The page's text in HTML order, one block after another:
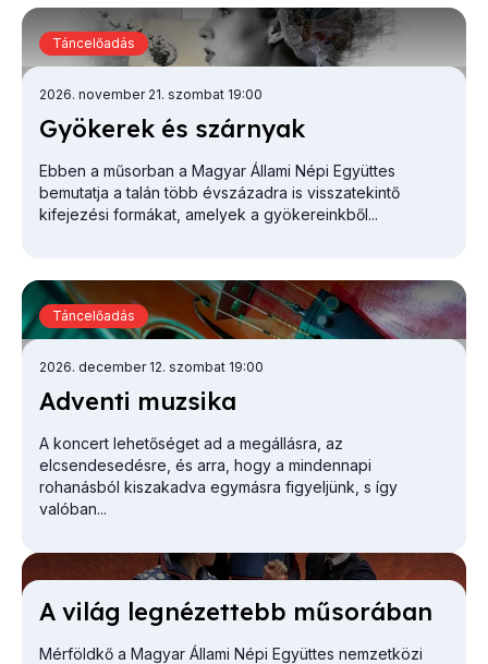
Gyö­ke­rek és szár­nyak
2026. november 21. szombat 19:00
Ebben a műsorban a Magyar Állami Népi Együttes
bemutatja a talán több évszázadra is visszatekintő
kifejezési formákat, amelyek a gyökereinkből...
Táncelőadás
Ad­ven­ti mu­zsi­ka
2026. december 12. szombat 19:00
A koncert lehetőséget ad a megállásra, az
elcsendesedésre, és arra, hogy a mindennapi
rohanásból kiszakadva egymásra figyeljünk, s így
valóban...
Táncelőadás
A vi­lág leg­né­zet­tebb mű­so­rá­ban
Mérföldkő a Magyar Állami Népi Együttes nemzetközi